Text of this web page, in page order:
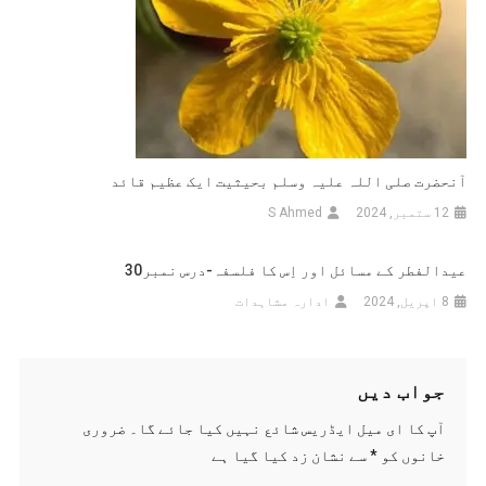
آنحضرت صلی اللہ علیہ وسلم بحیثیت ایک عظیم قائد
12 ستمبر, 2024 S Ahmed
عیدالفطر کے مسائل اور اِس کا فلسفہ-درس نمبر30
8 اپریل, 2024 ادارہ مشاہدات
جواب دیں
آپ کا ای میل ایڈریس شائع نہیں کیا جائے گا۔
ضروری
خانوں کو *سے نشان زد کیا گیا ہے